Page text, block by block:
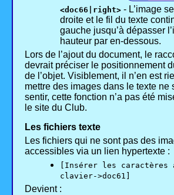
<doc66|right> - L’image
droite et le fil du texte
gauche jusqu’à dépasser
hauteur par en-dessous.
Lors de l’ajout du document, le
devrait préciser le positionnement
de l’objet. Visiblement, il n’en est
mettre des images dans le texte ne
sentir, cette fonction n’a pas été
le site du Club.
Les fichiers texte
Les fichiers qui ne sont pas des
accessibles via un lien hypertexte :
[Insérer les caractères
clavier->doc61]
Devient :